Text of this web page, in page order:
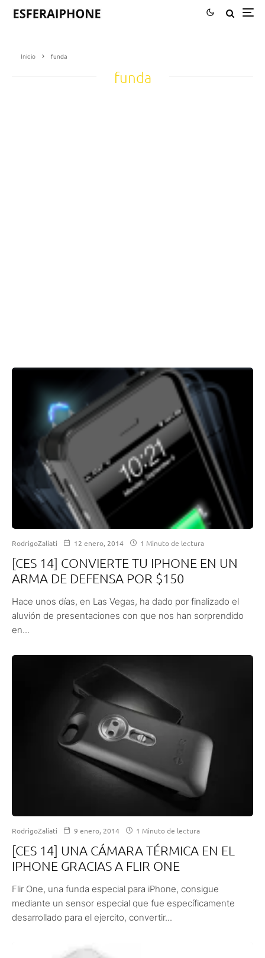
Inicio funda
funda
RodrigoZaliati 12 enero, 2014 1 Minuto de lectura
[CES 14] CONVIERTE TU IPHONE EN UN
ARMA DE DEFENSA POR $150
Hace unos días, en Las Vegas, ha dado por finalizado el
aluvión de presentaciones con que nos han sorprendido
en...
RodrigoZaliati 9 enero, 2014 1 Minuto de lectura
[CES 14] UNA CÁMARA TÉRMICA EN EL
IPHONE GRACIAS A FLIR ONE
Flir One, una funda especial para iPhone, consigue
mediante un sensor especial que fue específicamente
desarrollado para el ejercito, convertir...